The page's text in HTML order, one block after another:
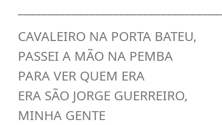
CAVALEIRO NA PORTA BATEU,
PASSEI A MÃO NA PEMBA
PARA VER QUEM ERA
ERA SÃO JORGE GUERREIRO,
MINHA GENTE